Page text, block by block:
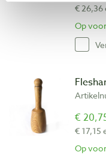
€ 26,36
Op
€
€ 17,15
Op